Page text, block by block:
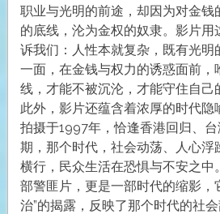
职业与光明的前途，却因为对金钱
的底线，沦为金权的奴隶。影片用
诉我们：人性本就复杂，既有光明
一面，在金钱与权力的诱惑面前，
线，才能不被沉沦，才能守住自己
此外，影片还蕴含着浓厚的时代隐
拍摄于1997年，恰逢香港回归、
期，那个时代，社会动荡、人心浮
横行，民众生活在恐惧与不安之中
部警匪片，更是一部时代的缩影，
治”的揭露，反映了那个时代的社